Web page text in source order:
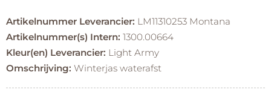
Artikelnummer Leverancier: LM11310253 Montana
Artikelnummer(s) Intern: 1300.00664
Kleur(en) Leverancier: Light Army
Omschrijving: Winterjas waterafst